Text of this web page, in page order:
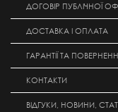
ДОГОВІР ПУБЛІЧНОЇ
ДОСТАВКА І ОПЛАТА
ГАРАНТІЇ ТА
КОНТАКТИ
ВІДГУКИ, НОВИНИ,